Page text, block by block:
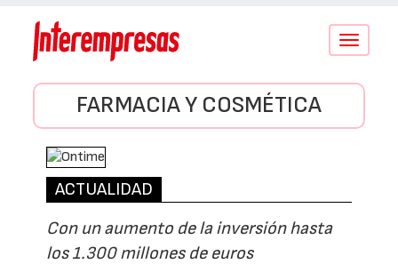
Conmutar
FARMACIA Y COSMÉTICA
ACTUALIDAD
Con un aumento de la inversión hasta
los 1.300 millones de euros